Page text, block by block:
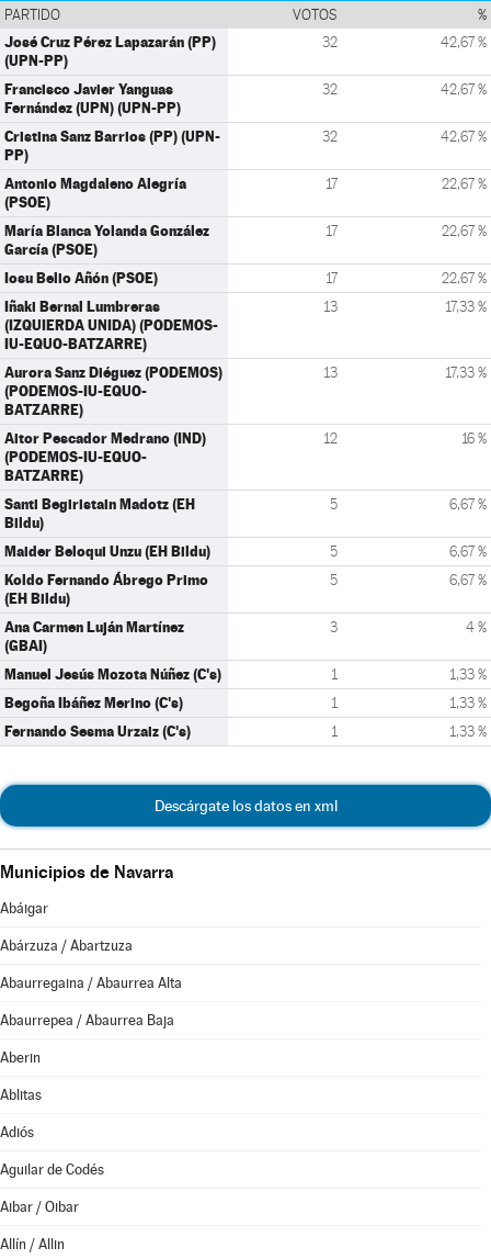
PARTIDO VOTOS %
José Cruz Pérez Lapazarán (PP)
(UPN-PP)
32 42,67 %
Francisco Javier Yanguas
Fernández (UPN) (UPN-PP)
32 42,67 %
Cristina Sanz Barrios (PP) (UPN-
PP)
32 42,67 %
Antonio Magdaleno Alegría
(PSOE)
17 22,67 %
María Blanca Yolanda González
García (PSOE)
17 22,67 %
Iosu Belio Añón (PSOE) 17 22,67 %
Iñaki Bernal Lumbreras
(IZQUIERDA UNIDA) (PODEMOS-
IU-EQUO-BATZARRE)
13 17,33 %
Aurora Sanz Diéguez (PODEMOS)
(PODEMOS-IU-EQUO-
BATZARRE)
13 17,33 %
Aitor Pescador Medrano (IND)
(PODEMOS-IU-EQUO-
BATZARRE)
12 16 %
Santi Begiristain Madotz (EH
Bildu)
5 6,67 %
Maider Beloqui Unzu (EH Bildu) 5 6,67 %
Koldo Fernando Ábrego Primo
(EH Bildu)
5 6,67 %
Ana Carmen Luján Martínez
(GBAI)
3 4 %
Manuel Jesús Mozota Núñez (C's) 1 1,33 %
Begoña Ibáñez Merino (C's) 1 1,33 %
Fernando Sesma Urzaiz (C's) 1 1,33 %
Descárgate los datos en xml
Municipios de Navarra
Abáigar
Abárzuza / Abartzuza
Abaurregaina / Abaurrea Alta
Abaurrepea / Abaurrea Baja
Aberin
Ablitas
Adiós
Aguilar de Codés
Aibar / Oibar
Allín / Allin